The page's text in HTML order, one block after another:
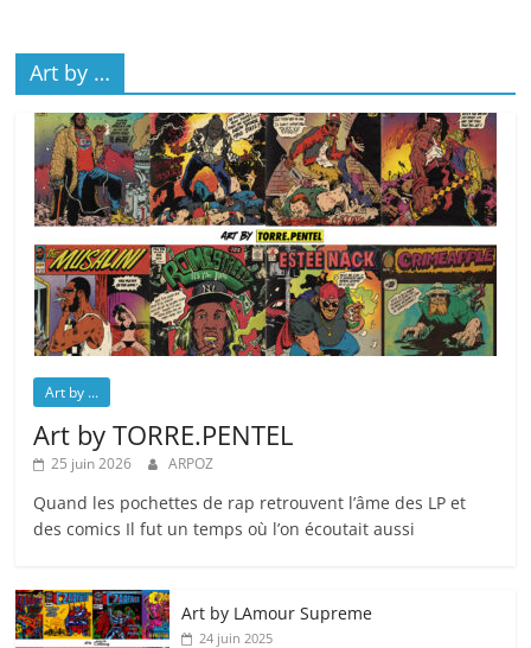
Art by …
Art by ...
Art by TORRE.PENTEL
25 juin 2026 ARPOZ
Quand les pochettes de rap retrouvent l’âme des LP et
des comics Il fut un temps où l’on écoutait aussi
Art by LAmour Supreme
24 juin 2025